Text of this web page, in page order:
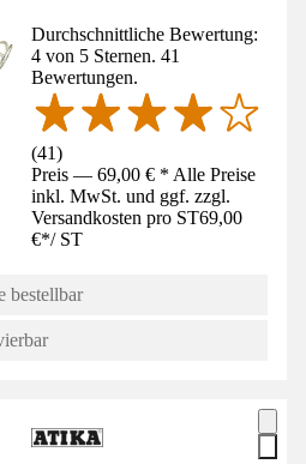
Durchschnittliche Bewertung:
4 von 5 Sternen. 41
Bewertungen.
(41)
Preis — 69,00 € * Alle Preise
inkl. MwSt. und ggf. zzgl.
Versandkosten pro ST69,00
€*/ ST
bestellbar